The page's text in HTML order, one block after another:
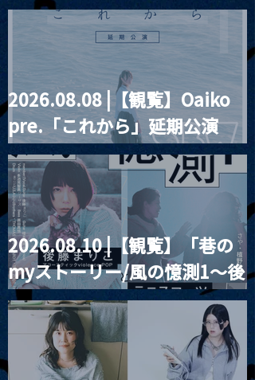
MoonRomantic
Channel1周年記念Live
2026.08.08 |【観覧】Oaiko
pre.「これから」延期公演
Blurred City Lights × 17歳
とベルリンの壁
2026.08.10 |【観覧】「巷の
myストーリー/風の憶測1～後
藤まりこアコースティック
violence POPとテニスコー
ツ」